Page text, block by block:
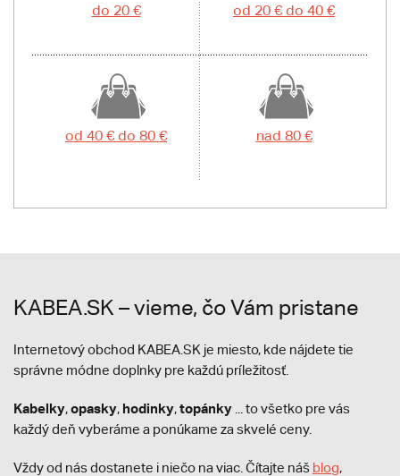
do 20 € od 20 € do 40 €
od 40 € do 80 € nad 80 €
KABEA.SK – vieme, čo Vám pristane
Internetový obchod KABEA.SK je miesto, kde nájdete tie
správne módne doplnky pre každú príležitosť.
Kabelky,opasky, hodinky,topánky ... to všetko pre vás
každý deň vyberáme a ponúkame za skvelé ceny.
Vždy od nás dostanete i niečo na viac. Čítajte náš blog,